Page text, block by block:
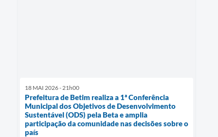
18 MAI 2026 - 21h00
Prefeitura de Betim realiza a 1ª Conferência
Municipal dos Objetivos de Desenvolvimento
Sustentável (ODS) pela Beta e amplia
participação da comunidade nas decisões sobre o
país